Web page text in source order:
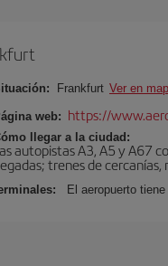
Frankfurt Ver en
web: https://
llegar a la ciudad:
autopistas A3, A5 y A67
trenes de
El aeropuerto